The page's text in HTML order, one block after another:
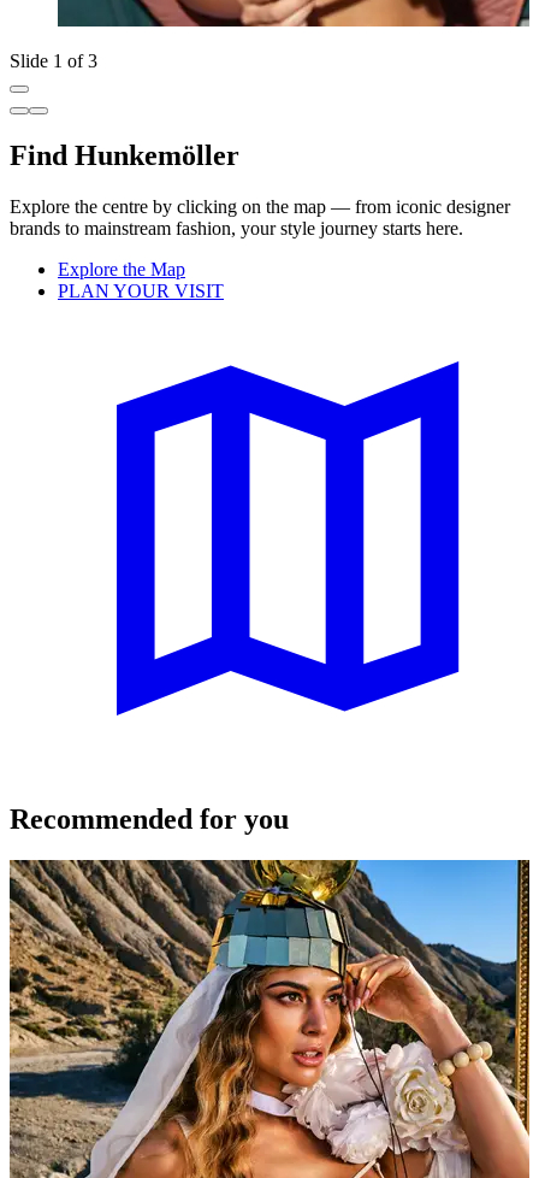
Slide 1 of 3
Find Hunkemöller
Explore the centre by clicking on the map — from iconic designer
brands to mainstream fashion, your style journey starts here.
Explore the Map
PLAN YOUR VISIT
Recommended for you